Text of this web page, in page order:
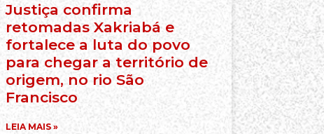
Justiça confirma
retomadas Xakriabá e
fortalece a luta do povo
para chegar a território de
origem, no rio São
Francisco
LEIA MAIS »